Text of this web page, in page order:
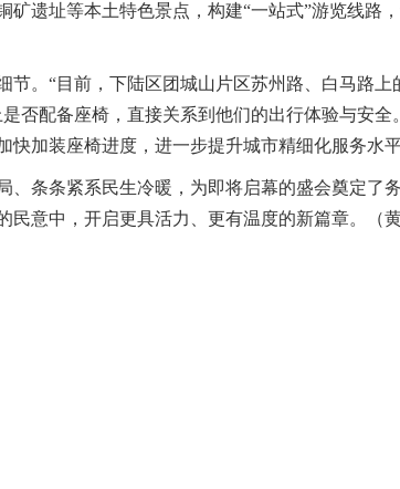
遗址等本土特色景点，构建“一站式”游览线路
。“目前，下陆区团城山片区苏州路、白马路上
否配备座椅，直接关系到他们的出行体验与安全
加装座椅进度，进一步提升城市精细化服务水平
条条紧系民生冷暖，为即将启幕的盛会奠定了
民意中，开启更具活力、更有温度的新篇章。（